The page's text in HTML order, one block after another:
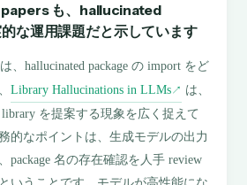
も、hallucinated
な運用課題だと示しています
は、hallucinated package の import をど
Library Hallucinations in LLMs↗ は、
を提案する現象を広く捉えて
的なポイントは、生成モデルの出力
package 名の存在確認を人手 review